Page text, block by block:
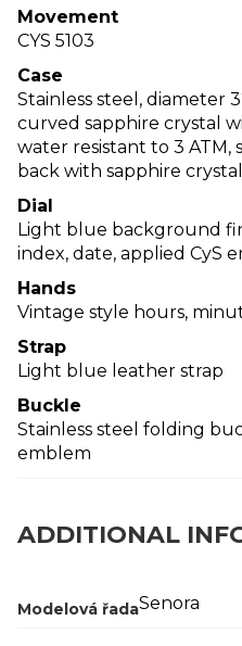
Movement
CYS 5103
Case
Stainless steel, diameter
curved sapphire crystal
water resistant to 3 ATM,
back with sapphire crystal
Dial
Light blue background
index, date, applied CyS
Hands
Vintage style hours,
Strap
Light blue leather strap
Buckle
Stainless steel folding
emblem
ADDITIONAL
Modelová řadaSenora